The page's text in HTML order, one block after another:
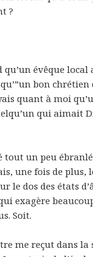
?
qu’un évêque
bon chrétien
quant à moi
qui aimait
tout un peu
une fois de plus,
le dos des états
exagère
Soit.
me reçut dans la